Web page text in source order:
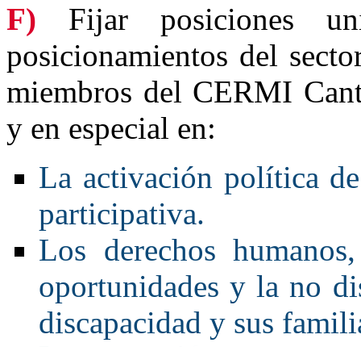
F) Fijar posiciones
posicionamientos del
miembros del CERMI
y en especial en:
La activación política
participativa.
Los derechos
oportunidades y la no
discapacidad y sus